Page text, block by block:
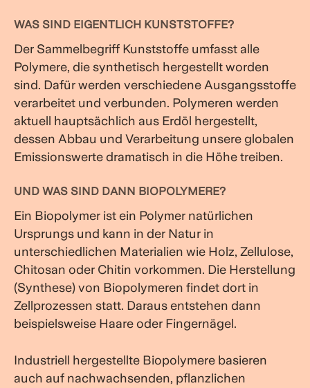
WAS SIND EIGENTLICH KUNSTSTOFFE?
Der Sammelbegriff Kunststoffe umfasst alle
Polymere, die synthetisch hergestellt worden
sind. Dafür werden verschiedene Ausgangsstoffe
verarbeitet und verbunden. Polymeren werden
aktuell hauptsächlich aus Erdöl hergestellt,
dessen Abbau und Verarbeitung unsere globalen
Emissionswerte dramatisch in die Höhe treiben.
UND WAS SIND DANN BIOPOLYMERE?
Ein Biopolymer ist ein Polymer natürlichen
Ursprungs und kann in der Natur in
unterschiedlichen Materialien wie Holz, Zellulose,
Chitosan oder Chitin vorkommen. Die Herstellung
(Synthese) von Biopolymeren findet dort in
Zellprozessen statt. Daraus entstehen dann
beispielsweise Haare oder Fingernägel.
Industriell hergestellte Biopolymere basieren
auch auf nachwachsenden, pflanzlichen